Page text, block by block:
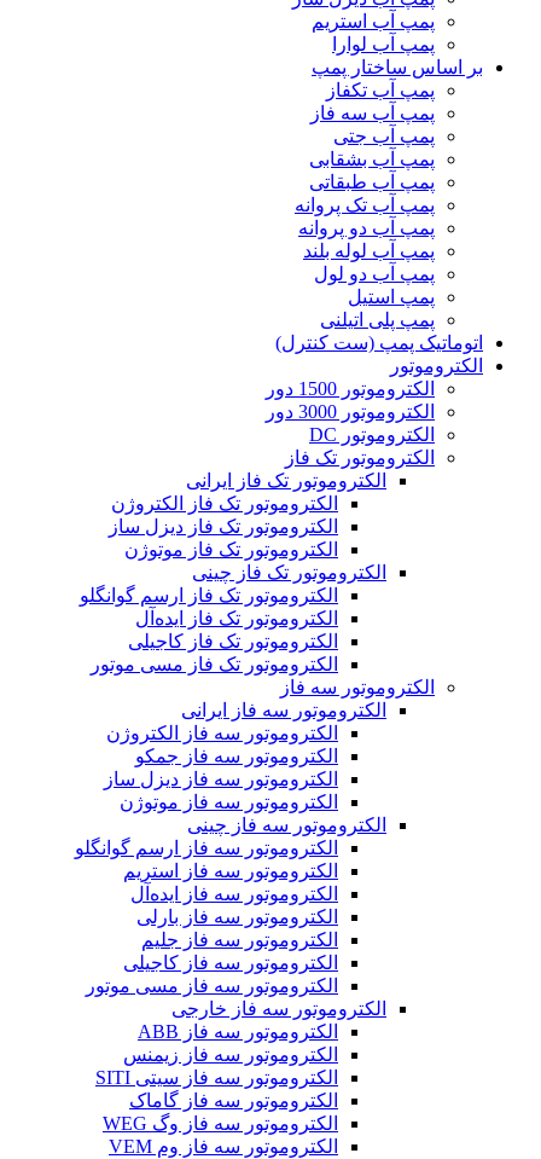
پمپ آب استریم
پمپ آب لوارا
بر اساس ساختار پمپ
پمپ آب تکفاز
پمپ آب سه فاز
پمپ آب جتی
پمپ آب بشقابی
پمپ آب طبقاتی
پمپ آب تک پروانه
پمپ آب دو پروانه
پمپ آب لوله بلند
پمپ آب دو لول
پمپ استیل
پمپ پلی اتیلنی
اتوماتیک پمپ (ست کنترل)
الکتروموتور
الکتروموتور 1500 دور
الکتروموتور 3000 دور
الکتروموتور DC
الکتروموتور تک فاز
الکتروموتور تک فاز ایرانی
الکتروموتور تک فاز الکتروژن
الکتروموتور تک فاز دیزل ساز
الکتروموتور تک فاز موتوژن
الکتروموتور تک فاز چینی
الکتروموتور تک فاز ارسم گوانگلو
الکتروموتور تک فاز ایده‌آل
الکتروموتور تک فاز کاجیلی
الکتروموتور تک فاز مسی موتور
الکتروموتور سه فاز
الکتروموتور سه فاز ایرانی
الکتروموتور سه فاز الکتروژن
الکتروموتور سه فاز جمکو
الکتروموتور سه فاز دیزل ساز
الکتروموتور سه فاز موتوژن
الکتروموتور سه فاز چینی
الکتروموتور سه فاز ارسم گوانگلو
الکتروموتور سه فاز استریم
الکتروموتور سه فاز ایده‌آل
الکتروموتور سه فاز بارلی
الکتروموتور سه فاز جلیم
الکتروموتور سه فاز کاجیلی
الکتروموتور سه فاز مسی موتور
الکتروموتور سه فاز خارجی
الکتروموتور سه فاز ABB
الکتروموتور سه فاز زیمنس
الکتروموتور سه فاز سیتی SITI
الکتروموتور سه فاز گاماک
الکتروموتور سه فاز وگ WEG
الکتروموتور سه فاز وم VEM